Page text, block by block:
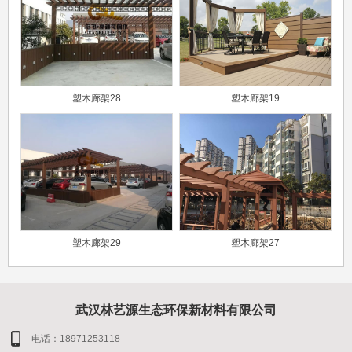
塑木廊架28 塑木廊架19
塑木廊架29 塑木廊架27
武汉林艺源生态环保新材料有限公司
电话：18971253118